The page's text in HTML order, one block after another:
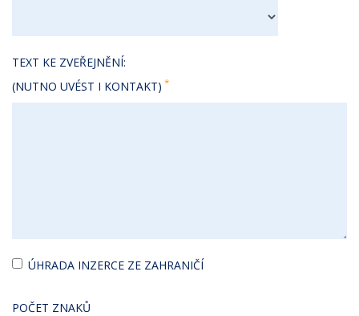
TEXT KE ZVEŘEJNĚNÍ:
(NUTNO UVÉST I KONTAKT)
ÚHRADA INZERCE ZE ZAHRANIČÍ
POČET ZNAKŮ